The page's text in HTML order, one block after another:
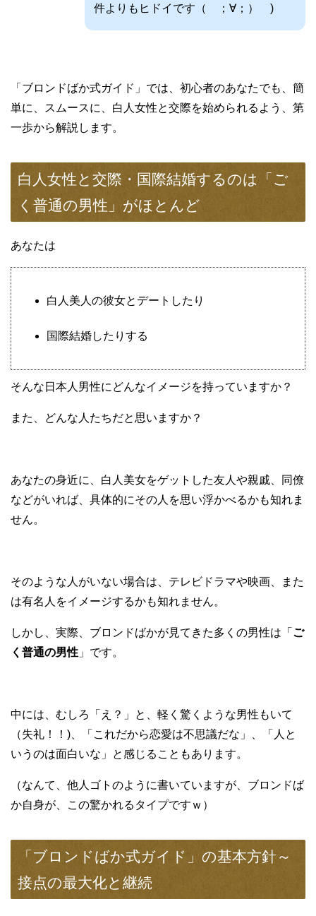
件よりもヒドイです（ ；∀；） )
「ブロンドばか式ガイド」では、初心者のあなたでも、簡
単に、スムースに、白人女性と交際を始められるよう、第
一歩から解説します。
白人女性と交際・国際結婚するのは「ご
く普通の男性」がほとんど
あなたは
白人美人の彼女とデートしたり
国際結婚したりする
そんな日本人男性にどんなイメージを持っていますか？
また、どんな人たちだと思いますか？
あなたの身近に、白人美女をゲットした友人や親戚、同僚
などがいれば、具体的にその人を思い浮かべるかも知れま
せん。
そのような人がいない場合は、テレビドラマや映画、また
は有名人をイメージするかも知れません。
しかし、実際、ブロンドばかが見てきた多くの男性は「 ご
く普通の男性 」です。
中には、むしろ「え？」と、軽く驚くような男性もいて
（失礼！！)、「これだから恋愛は不思議だな」、「人と
いうのは面白いな」と感じることもあります。
（なんて、他人ゴトのように書いていますが、ブロンドば
か自身が、この驚かれるタイプですｗ）
「ブロンドばか式ガイド」の基本方針～
接点の最大化と継続